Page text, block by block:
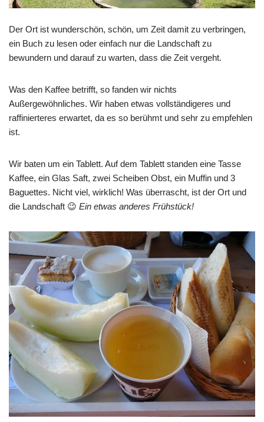
Der Ort ist wunderschön, schön, um Zeit damit zu verbringen,
ein Buch zu lesen oder einfach nur die Landschaft zu
bewundern und darauf zu warten, dass die Zeit vergeht.
Was den Kaffee betrifft, so fanden wir nichts
Außergewöhnliches. Wir haben etwas vollständigeres und
raffinierteres erwartet, da es so berühmt und sehr zu empfehlen
ist.
Wir baten um ein Tablett. Auf dem Tablett standen eine Tasse
Kaffee, ein Glas Saft, zwei Scheiben Obst, ein Muffin und 3
Baguettes. Nicht viel, wirklich! Was überrascht, ist der Ort und
die Landschaft 😉 Ein etwas anderes Frühstück!